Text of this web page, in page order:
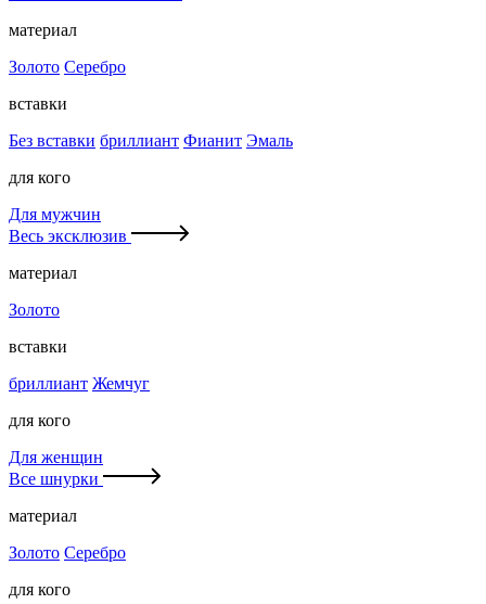
материал
Золото Серебро
вставки
Без вставки бриллиант Фианит Эмаль
для кого
Для мужчин
Весь эксклюзив
материал
Золото
вставки
бриллиант Жемчуг
для кого
Для женщин
Все шнурки
материал
Золото Серебро
для кого